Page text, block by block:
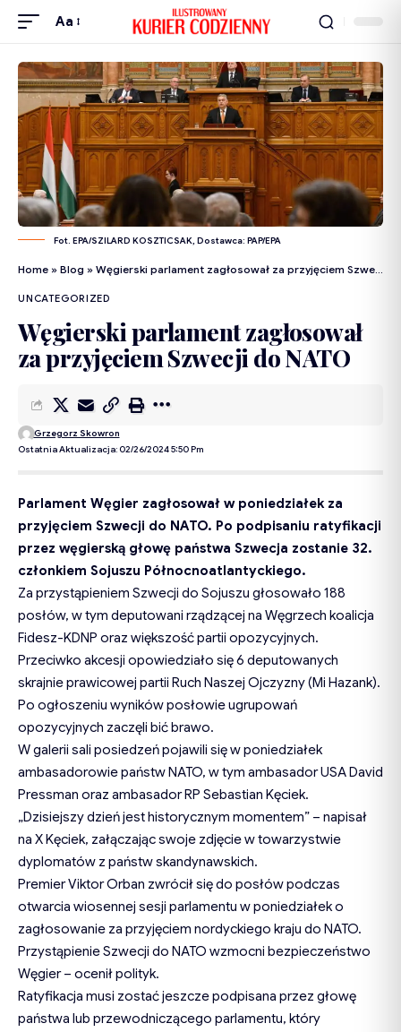
Aa
Fot. EPA/SZILARD KOSZTICSAK, Dostawca: PAP/EPA
Home » Blog » Węgierski parlament zagłosował za przyjęciem Szwecji do NATO
UNCATEGORIZED
Węgierski parlament zagłosował
za przyjęciem Szwecji do NATO
Ostatnia Aktualizacja: 02/26/2024 5:50 Pm
Grzegorz Skowron
Parlament Węgier zagłosował w poniedziałek za
przyjęciem Szwecji do NATO. Po podpisaniu ratyfikacji
przez węgierską głowę państwa Szwecja zostanie 32.
członkiem Sojuszu Północnoatlantyckiego.
Za przystąpieniem Szwecji do Sojuszu głosowało 188
posłów, w tym deputowani rządzącej na Węgrzech koalicja
Fidesz-KDNP oraz większość partii opozycyjnych.
Przeciwko akcesji opowiedziało się 6 deputowanych
skrajnie prawicowej partii Ruch Naszej Ojczyzny (Mi Hazank).
Po ogłoszeniu wyników posłowie ugrupowań
opozycyjnych zaczęli bić brawo.
W galerii sali posiedzeń pojawili się w poniedziałek
ambasadorowie państw NATO, w tym ambasador USA David
Pressman oraz ambasador RP Sebastian Kęciek.
„Dzisiejszy dzień jest historycznym momentem” – napisał
na X Kęciek, załączając swoje zdjęcie w towarzystwie
dyplomatów z państw skandynawskich.
Premier Viktor Orban zwrócił się do posłów podczas
otwarcia wiosennej sesji parlamentu w poniedziałek o
zagłosowanie za przyjęciem nordyckiego kraju do NATO.
Przystąpienie Szwecji do NATO wzmocni bezpieczeństwo
Węgier – ocenił polityk.
Ratyfikacja musi zostać jeszcze podpisana przez głowę
państwa lub przewodniczącego parlamentu, który